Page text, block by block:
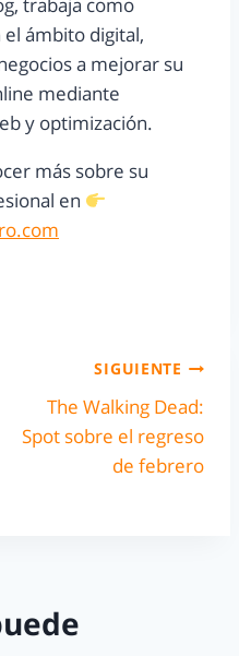
trabaja como
ámbito digital,
a mejorar su
mediante
y optimización.
más sobre su
en
SIGUIENTE
The Walking Dead:
Spot sobre el regreso
de febrero